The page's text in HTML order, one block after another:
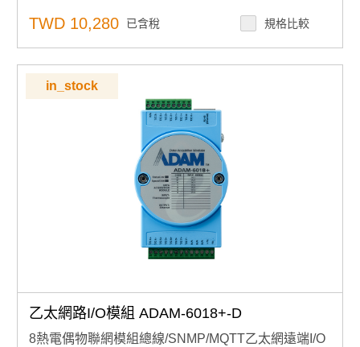
隔離保護：2000VDC
內置網路伺服器
TWD 10,280 已含稅 規格比較
in_stock
乙太網路I/O模組 ADAM-6018+-D
8熱電偶物聯網模組總線/SNMP/MQTT乙太網遠端I/O